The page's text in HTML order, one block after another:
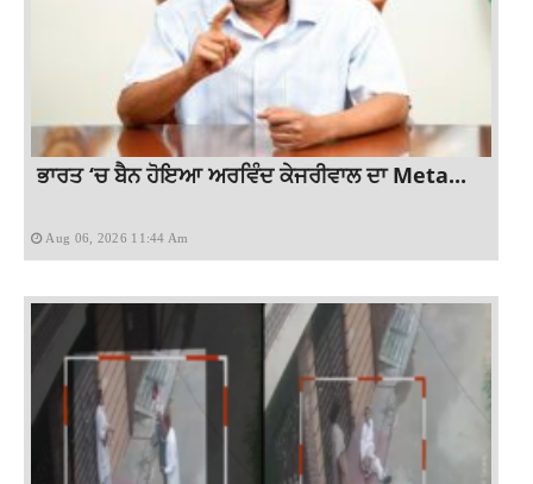
ਭਾਰਤ ‘ਚ ਬੈਨ ਹੋਇਆ ਅਰਵਿੰਦ ਕੇਜਰੀਵਾਲ ਦਾ Meta...
Aug 06, 2026 11:44 Am